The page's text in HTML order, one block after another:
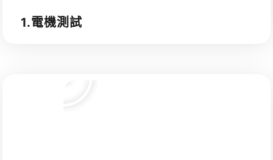
1.電機測試